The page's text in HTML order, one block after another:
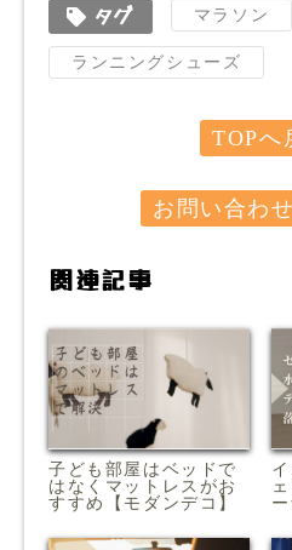
タグ マラソン
ランニングシューズ
TOPへ
お問い合わ
関連記事
子ども部屋はベッドで
はなくマットレスがお
すすめ【モダンデコ】